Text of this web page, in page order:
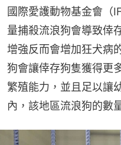
國際愛護動物基金會（
量捕殺流浪狗會導致倖
增強反而會增加狂犬病
狗會讓倖存狗隻獲得更
繁殖能力，並且足以讓
內，該地區流浪狗的數